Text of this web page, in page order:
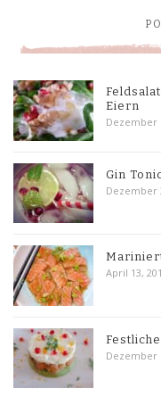
Eiern
Dezember
Gin
Dezember
April 13,
Dezember